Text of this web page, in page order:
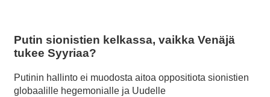
Putin sionistien kelkassa, vaikka Venäjä
tukee Syyriaa?
Putinin hallinto ei muodosta aitoa oppositiota sionistien
globaalille hegemonialle ja Uudelle